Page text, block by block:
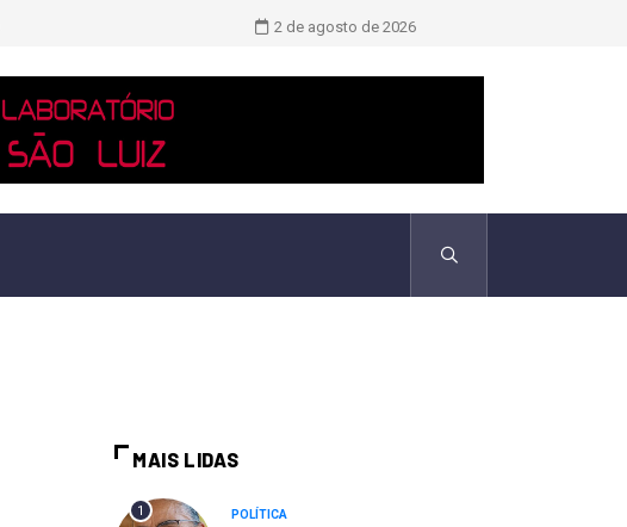
Novo boletim indica El Niño ‘muito
2 de agosto de 2026
MAIS LIDAS
1 POLÍTICA